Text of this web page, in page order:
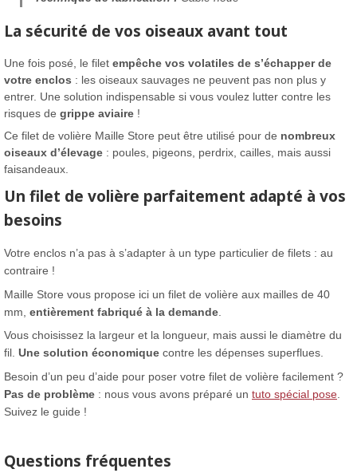
La sécurité de vos oiseaux avant tout
Une fois posé, le filet empêche vos volatiles de s’échapper de
votre enclos : les oiseaux sauvages ne peuvent pas non plus y
entrer. Une solution indispensable si vous voulez lutter contre les
risques de grippe aviaire !
Ce filet de volière Maille Store peut être utilisé pour de nombreux
oiseaux d’élevage : poules, pigeons, perdrix, cailles, mais aussi
faisandeaux.
Un filet de volière parfaitement adapté à vos
besoins
Votre enclos n’a pas à s’adapter à un type particulier de filets : au
contraire !
Maille Store vous propose ici un filet de volière aux mailles de 40
mm, entièrement fabriqué à la demande
Vous choisissez la largeur et la longueur, mais aussi le diamètre du
fil. Une solution économique contre les dépenses superflues.
Besoin d’un peu d’aide pour poser votre filet de volière facilement ?
Pas de problème : nous vous avons préparé un tuto spécial pose
Suivez le guide !
Questions fréquentes